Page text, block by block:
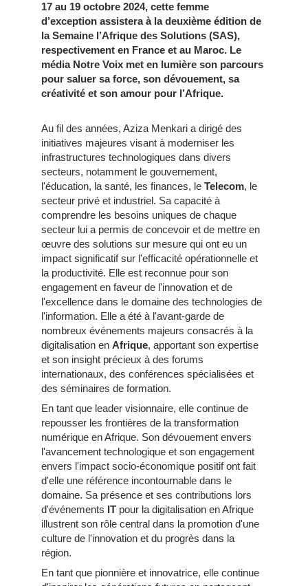
17 au 19 octobre 2024, cette femme
d’exception assistera à la deuxième édition de
la Semaine l’Afrique des Solutions (SAS),
respectivement en France et au Maroc. Le
média Notre Voix met en lumière son parcours
pour saluer sa force, son dévouement, sa
créativité et son amour pour l’Afrique.
Au fil des années, Aziza Menkari a dirigé des
initiatives majeures visant à moderniser les
infrastructures technologiques dans divers
secteurs, notamment le gouvernement,
l'éducation, la santé, les finances, le Telecom, le
secteur privé et industriel. Sa capacité à
comprendre les besoins uniques de chaque
secteur lui a permis de concevoir et de mettre en
œuvre des solutions sur mesure qui ont eu un
impact significatif sur l'efficacité opérationnelle et
la productivité. Elle est reconnue pour son
engagement en faveur de l'innovation et de
l'excellence dans le domaine des technologies de
l'information. Elle a été à l'avant-garde de
nombreux événements majeurs consacrés à la
digitalisation en Afrique, apportant son expertise
et son insight précieux à des forums
internationaux, des conférences spécialisées et
des séminaires de formation.
En tant que leader visionnaire, elle continue de
repousser les frontières de la transformation
numérique en Afrique. Son dévouement envers
l'avancement technologique et son engagement
envers l'impact socio-économique positif ont fait
d'elle une référence incontournable dans le
domaine. Sa présence et ses contributions lors
d'événements IT pour la digitalisation en Afrique
illustrent son rôle central dans la promotion d'une
culture de l'innovation et du progrès dans la
région.
En tant que pionnière et innovatrice, elle continue